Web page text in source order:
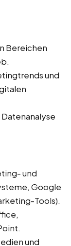
Bereichen
und
und
Google
Tools).
und